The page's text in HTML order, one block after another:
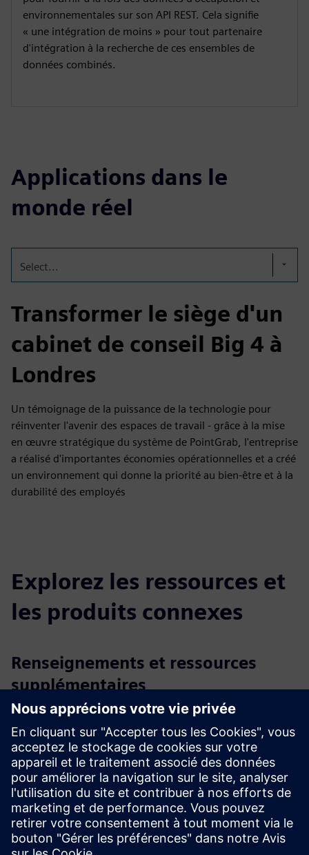
environnementales sur son API REST. Cela signifie
« une intégration de moins » pour tout partenaire
d'intégration à la recherche de ces ensembles de
données combinés.
Applications dans le
monde réel
Select...
Transformer le siège d'un
cabinet de conseil Big 4 à
Londres
Un témoignage de la puissance de la technologie pour
réinventer l'avenir des espaces de travail - grâce à la mise
en œuvre stratégique du système de PointGrab, l'entreprise
a réalisé d'importantes économies opérationnelles et a créé
un environnement qui donne la priorité au bien-être et à la
durabilité des employés
Explorez les ressources et
les produits connexes
Renseignements et ressources
supplémentaires
Site web de PointGrab, ressources et formulaires de
contact
Page LinkedIn de PointGrab
Conditions préalables
Exigences réseau de base - seuls les ports sortants 8883 et
443 doivent être ouverts